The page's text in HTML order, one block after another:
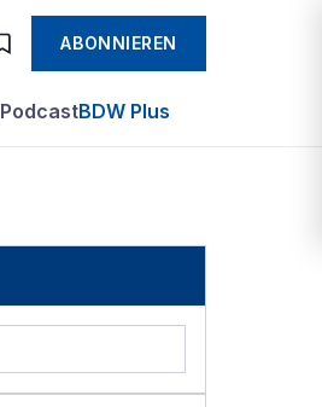
ABONNIEREN
PodcastBDW Plus